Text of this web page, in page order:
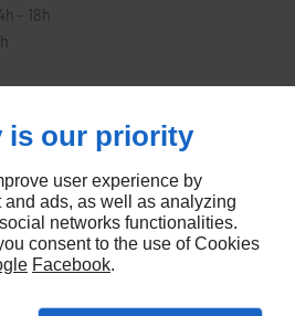
08h - 12h / 14h - 18h
is our priority
user experience by
ads, as well as analyzing
networks functionalities.
consent to the use of Cookies
Facebook.